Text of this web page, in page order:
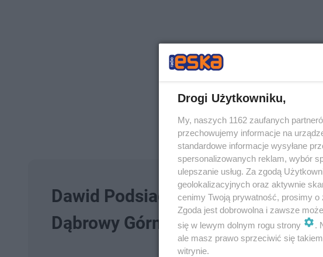
Dawid Podsiadło QUIZ. Jak
Dąbrowy Górniczej?
Drogi Użytkowniku,
My, naszych 1162 zaufanych
przechowujemy informacje na
standardowe informacje wysyłane
spersonalizowanych reklam, wybór
ulepszanie usług. Za zgodą
geolokalizacyjnych oraz aktywnie
cenimy Twoją prywatność, prosimy o
Zgoda jest dobrowolna i zawsze
się w lewym dolnym rogu strony
.
ale masz prawo sprzeciwić się
witrynie.